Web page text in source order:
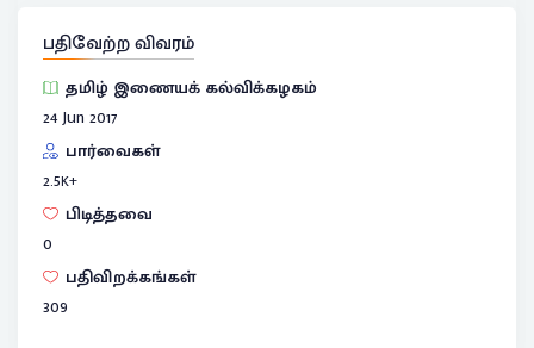
பதிவேற்ற விவரம்
தமிழ் இணையக் கல்விக்கழகம்
24 Jun 2017
பார்வைகள்
2.5K+
பிடித்தவை
0
பதிவிறக்கங்கள்
309